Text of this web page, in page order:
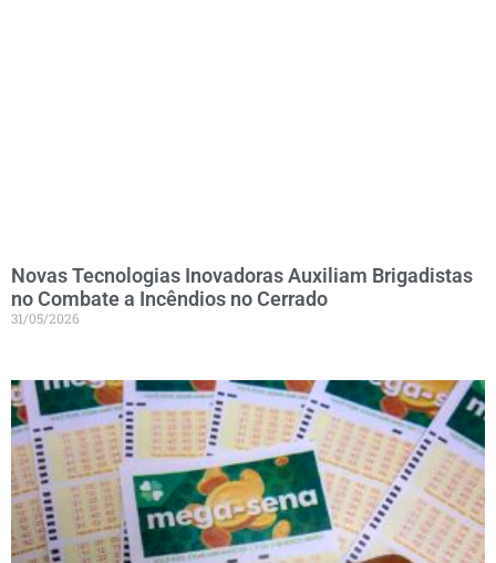
Novas Tecnologias Inovadoras Auxiliam Brigadistas
no Combate a Incêndios no Cerrado
31/05/2026